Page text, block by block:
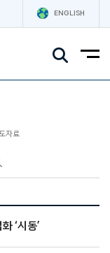
ENGLISH
자료
‘시동’